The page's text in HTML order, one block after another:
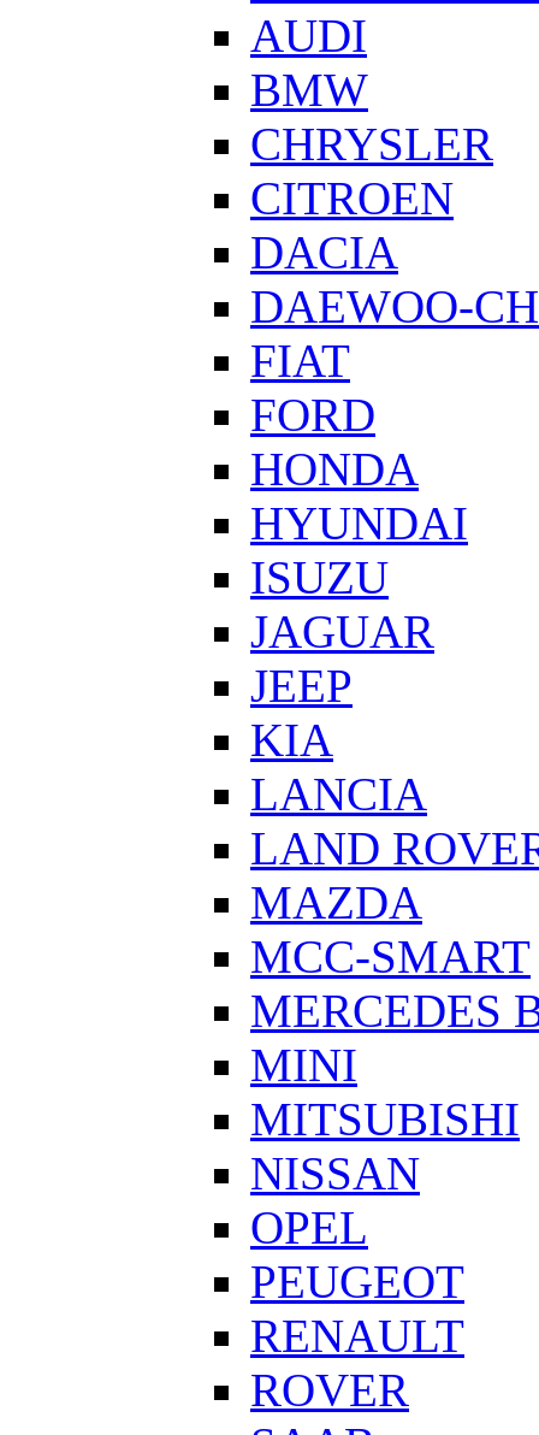
AUDI
BMW
CHRYSLER
CITROEN
DACIA
DAEWOO-
FIAT
FORD
HONDA
HYUNDAI
ISUZU
JAGUAR
JEEP
KIA
LANCIA
LAND
MAZDA
MCC-SMART
MERCEDES
MINI
MITSUBISHI
NISSAN
OPEL
PEUGEOT
RENAULT
ROVER